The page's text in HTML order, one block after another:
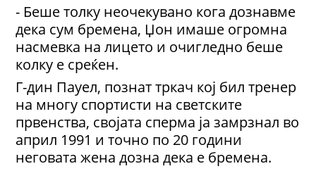
- Беше толку неочекувано кога дознавме
дека сум бремена, Џон имаше огромна
насмевка на лицето и очигледно беше
колку е среќен.
Г-дин Пауел, познат тркач кој бил тренер
на многу спортисти на светските
првенства, својата сперма ја замрзнал во
април 1991 и точно по 20 години
неговата жена дозна дека е бремена.